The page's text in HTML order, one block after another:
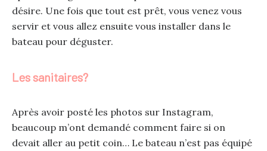
désire. Une fois que tout est prêt, vous venez vous
servir et vous allez ensuite vous installer dans le
bateau pour déguster.
Les sanitaires?
Après avoir posté les photos sur Instagram,
beaucoup m’ont demandé comment faire si on
devait aller au petit coin… Le bateau n’est pas équipé